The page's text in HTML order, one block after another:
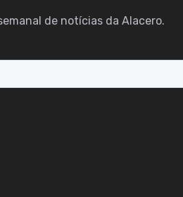
de notícias da Alacero.